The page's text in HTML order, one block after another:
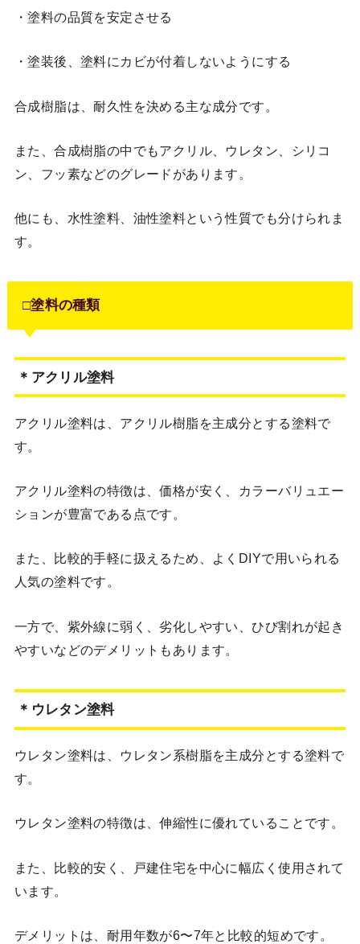
・塗料の品質を安定させる
・塗装後、塗料にカビが付着しないようにする
合成樹脂は、耐久性を決める主な成分です。
また、合成樹脂の中でもアクリル、ウレタン、シリコ
ン、フッ素などのグレードがあります。
他にも、水性塗料、油性塗料という性質でも分けられま
す。
□塗料の種類
＊アクリル塗料
アクリル塗料は、アクリル樹脂を主成分とする塗料で
す。
アクリル塗料の特徴は、価格が安く、カラーバリュエー
ションが豊富である点です。
また、比較的手軽に扱えるため、よくDIYで用いられる
人気の塗料です。
一方で、紫外線に弱く、劣化しやすい、ひび割れが起き
やすいなどのデメリットもあります。
＊ウレタン塗料
ウレタン塗料は、ウレタン系樹脂を主成分とする塗料で
す。
ウレタン塗料の特徴は、伸縮性に優れていることです。
また、比較的安く、戸建住宅を中心に幅広く使用されて
います。
デメリットは、耐用年数が6〜7年と比較的短めです。